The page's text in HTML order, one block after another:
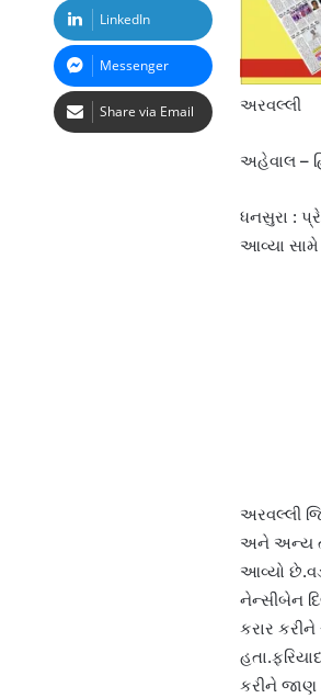
અરવલ્લી
અહેવાલ –
ધનસુરા :
આવ્યા સામે
અરવલ્લી
અને અન્ય
આવ્યો
નેન્સીબેન
કરાર
કરીને જાણ
LinkedIn
Messenger
Share via Email